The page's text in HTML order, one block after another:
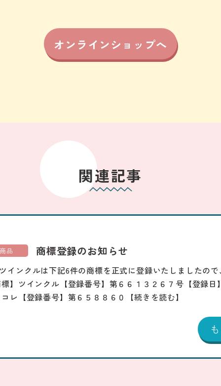
オンラインショップへ
関連記事
商品 商標登録のお知らせ
インクルは下記6件の商標を正式に登録いたしましたの
】ツインクル【登録番号】第６６１３２６７号【登録日
レ【登録番号】第６５８８６０
【続きを読む】